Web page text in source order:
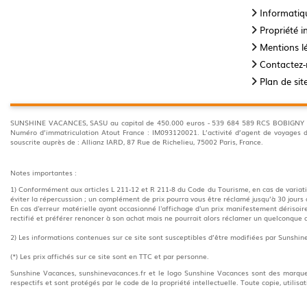
Propriété
Mentions
Plan de
SUNSHINE VACANCES, SASU au capital de 450.000 euros - 539 684 589 RCS
Numéro d’immatriculation Atout France : IM093120021. L’activité d’agent de voyages
souscrite auprès de : Allianz IARD, 87 Rue de Richelieu, 75002 Paris, France.
Notes importantes :
1) Conformément aux articles L 211-12 et R 211-8 du Code du Tourisme, en cas de
éviter la répercussion ; un complément de prix pourra vous être réclamé jusqu’à 30
En cas d'erreur matérielle ayant occasionné l'affichage d'un prix manifestement
rectifié et préférer renoncer à son achat mais ne pourrait alors réclamer un quelconque
2) Les informations contenues sur ce site sont susceptibles d’être modifiées par
(*) Les prix affichés sur ce site sont en TTC et par personne.
Sunshine Vacances, sunshinevacances.fr et le logo Sunshine Vacances sont des
respectifs et sont protégés par le code de la propriété intellectuelle. Toute copie,